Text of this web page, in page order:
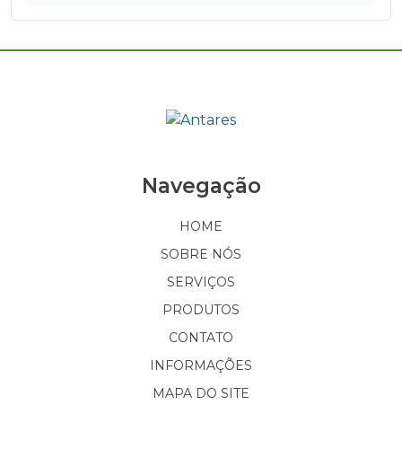
Navegação
HOME
SOBRE NÓS
SERVIÇOS
PRODUTOS
CONTATO
INFORMAÇÕES
MAPA DO SITE